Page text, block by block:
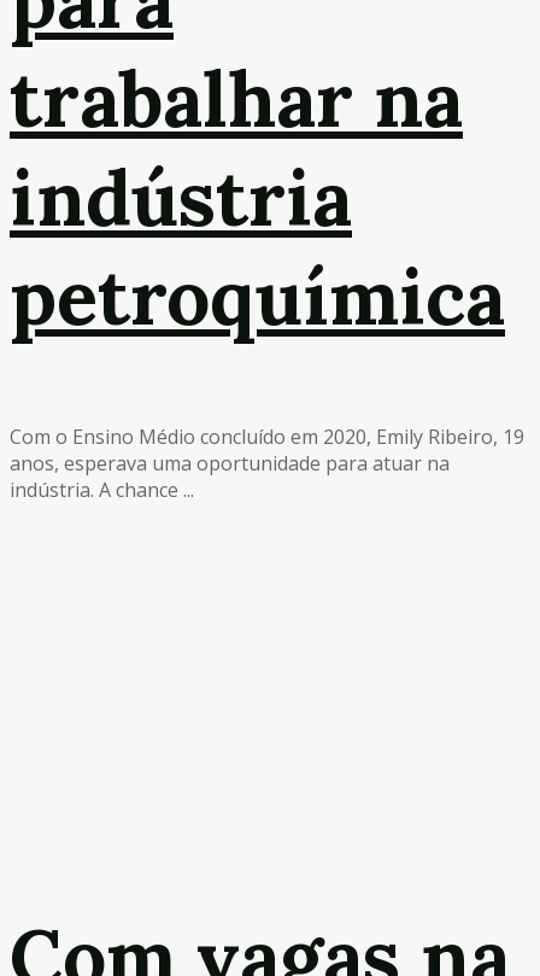
trabalhar na
indústria
petroquímica
Com o Ensino Médio concluído em 2020, Emily Ribeiro, 19
anos, esperava uma oportunidade para atuar na
indústria. A chance ...